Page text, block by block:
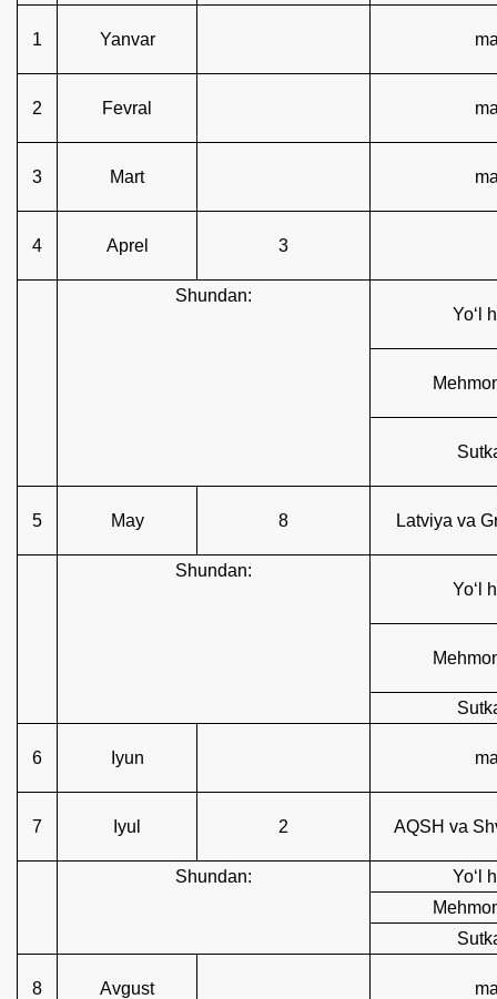
1 Yanvar
2 Fevral
3 Mart
4 Aprel 3
Shundаn:
Yo‘l
5 May 8 Latviya va
Shundаn:
Yo‘l
6 Iyun
7 Iyul 2 AQSH va
Shundаn:
Yo‘l
8 Avgust